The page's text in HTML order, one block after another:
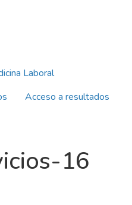
Laboral
Acceso a resultados
16